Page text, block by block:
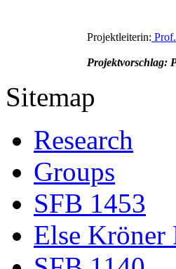
Projektleiterin: Prof.
Projektvorschlag:
Sitemap
Research
Groups
SFB 1453
Else Kröner